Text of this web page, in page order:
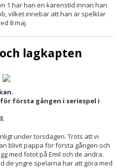
1 har han en karenstid innan han
vilket innebär att han är spelklar
8 maj.
lagkapten
första gången i seriespel i
under torsdagen. Trots att vi
blivit pappa för första gången och
med fotot på Emil och de andra.
de yngre spelarna har att göra med